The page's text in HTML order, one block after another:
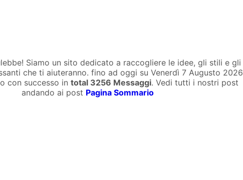
Siamo un sito dedicato a raccogliere le idee, gli stili e gli
che ti aiuteranno. fino ad oggi su Venerdì 7 Augusto 2026
con successo in total 3256 Messaggi. Vedi tutti i nostri post
andando ai post Pagina Sommario